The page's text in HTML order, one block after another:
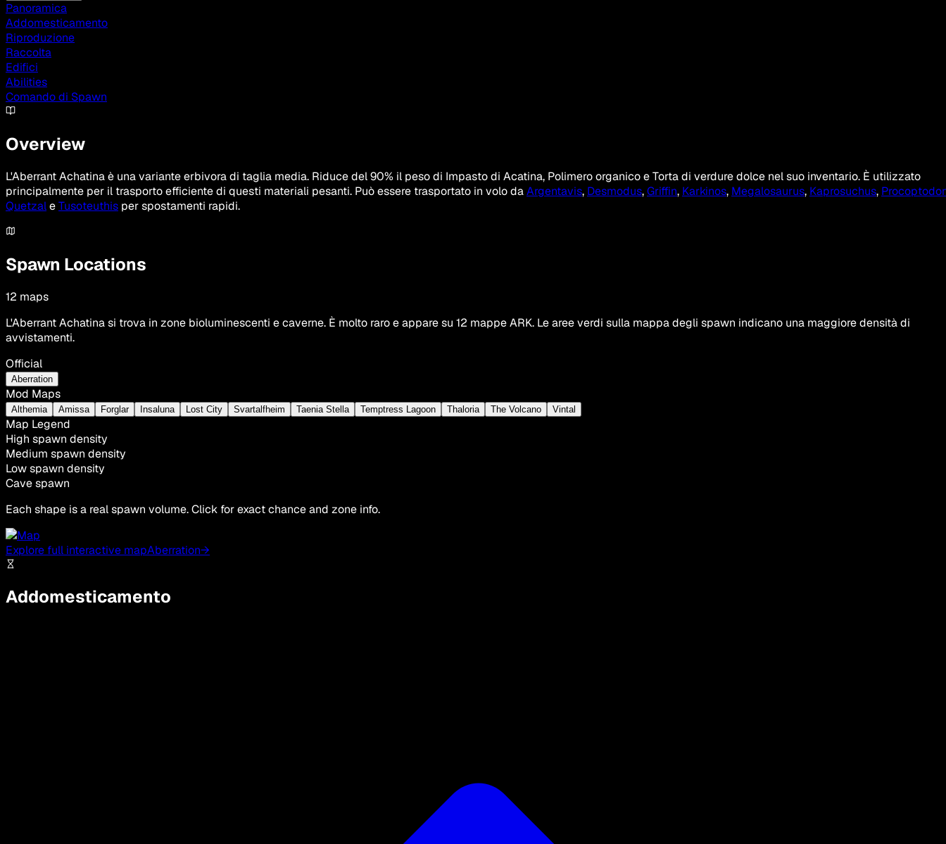
Panoramica
Addomesticamento
Riproduzione
Raccolta
Edifici
Abilities
Comando di Spawn
Overview
L'Aberrant Achatina è una variante erbivora di taglia media. Riduce del 90% il peso di Impasto di Acatina, Polimero organico e Torta di verdure dolce nel suo inventario. È utilizzato
principalmente per il trasporto efficiente di questi materiali pesanti. Può essere trasportato in volo daArgentavis, Desmodus,Griffin, Karkinos, Megalosaurus, Kaprosuchus,
QuetzaleTusoteuthis per spostamenti rapidi.
Spawn Locations
12 maps
L'Aberrant Achatina si trova in zone bioluminescenti e caverne. È molto raro e appare su 12 mappe ARK. Le aree verdi sulla mappa degli spawn indicano una maggiore densità di
avvistamenti.
Official
Aberration
Mod Maps
Althemia Amissa Forglar Insaluna Lost City Svartalfheim Taenia Stella Temptress Lagoon Thaloria The Volcano Vintal
Map Legend
High spawn density
Medium spawn density
Low spawn density
Cave spawn
Each shape is a real spawn volume. Click for exact chance and zone info.
Explore full interactive mapAberration→
Addomesticamento